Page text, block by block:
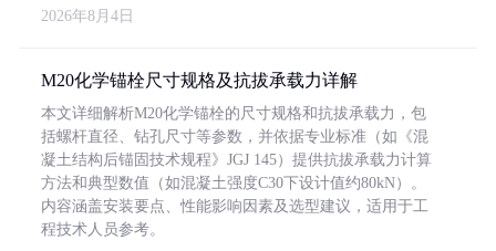
2026年8月4日
M20化学锚栓尺寸规格及抗拔承载力详解
本文详细解析M20化学锚栓的尺寸规格和抗拔承载力，包
括螺杆直径、钻孔尺寸等参数，并依据专业标准（如《混
凝土结构后锚固技术规程》JGJ 145）提供抗拔承载力计算
方法和典型数值（如混凝土强度C30下设计值约80kN）。
内容涵盖安装要点、性能影响因素及选型建议，适用于工
程技术人员参考。